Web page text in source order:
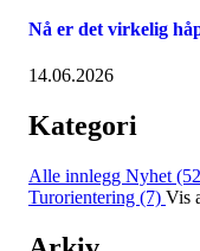
Nå er det virkelig
14.06.2026
Kategori
Alle innlegg Nyhet
Turorientering (7) Vis